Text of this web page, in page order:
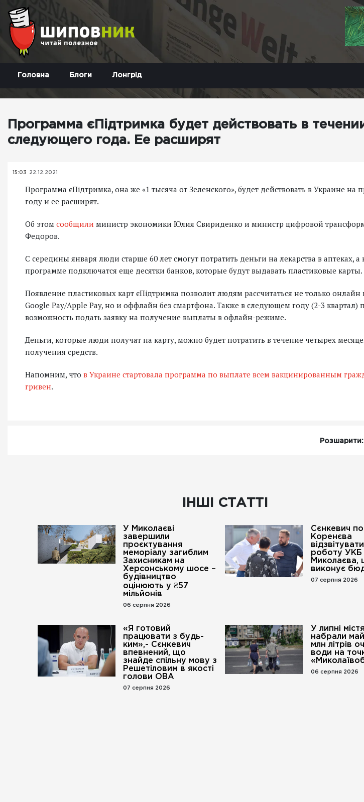
Головна Блоги Лонгрід
Программа єПідтримка будет действовать в
следующего года. Ее расширят
15:03 22.12.2021
Программа єПідтримка, она же «1 тысяча от Зеленского», будет действовать в Украине на
году и ее расширят.
Об этом сообщили министр экономики Юлия Свириденко и министр цифровой
Федоров.
С середины января люди старше 60 лет смогут потратить деньги на лекарства в аптеках, а
программе подключатся еще десятки банков, которые будут выдавать пластиковые карты.
Появление пластиковых карт єПідтримка позволит людям рассчитаться не только онлайн
Google Pay/Apple Pay, но и оффлайн без смартфона. Также в следующем году (2-3 квартал)
возможность подать заявку на получение выплаты в офлайн-режиме.
Деньги, которые люди получат на карту, можно будет потратить в течение четырех
получения средств.
Напомним, что в Украине стартовала программа по выплате всем вакцинированным
гривен.
Розшарити:
ІНШІ СТАТТІ
У Миколаєві
завершили
проєктування
меморіалу загиблим
Захисникам на
Херсонському шосе –
будівництво
оцінюють у ₴57
мільйонів
06 серпня 2026
Сєнкевич
Коренєва
роботу УКБ
Миколаєва,
виконує
07 серпня 2026
«Я готовий
працювати з будь-
ким»,- Сєнкевич
впевнений, що
знайде спільну мову з
Решетіловим в якості
голови ОВА
07 серпня 2026
У липні
набрали
млн літрів
води на
06 серпня 2026